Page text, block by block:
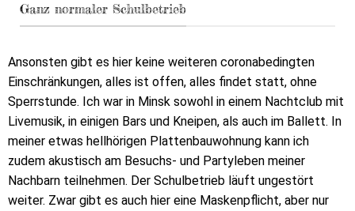
Ganz normaler Schulbetrieb
Ansonsten gibt es hier keine weiteren coronabedingten
Einschränkungen, alles ist offen, alles findet statt, ohne
Sperrstunde. Ich war in Minsk sowohl in einem Nachtclub mit
Livemusik, in einigen Bars und Kneipen, als auch im Ballett. In
meiner etwas hellhörigen Plattenbauwohnung kann ich
zudem akustisch am Besuchs- und Partyleben meiner
Nachbarn teilnehmen. Der Schulbetrieb läuft ungestört
weiter. Zwar gibt es auch hier eine Maskenpflicht, aber nur